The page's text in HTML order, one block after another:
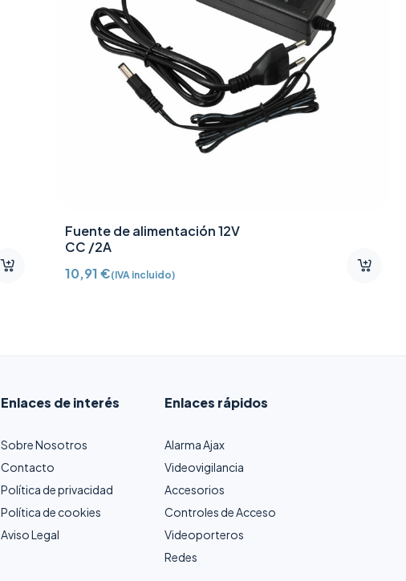
Fuente de alimentación 12V
CC /2A
10,91€(IVA incluido)
Enlaces de interés
Sobre Nosotros
Contacto
Política de privacidad
Política de cookies
Aviso Legal
Enlaces rápidos
Alarma Ajax
Videovigilancia
Accesorios
Controles de Acceso
Videoporteros
Redes